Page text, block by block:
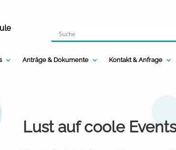
Anträge & Dokumente Kontakt & Anfrage
Lust auf coole